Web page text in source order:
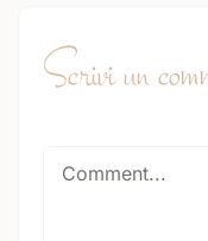
Scrivi un